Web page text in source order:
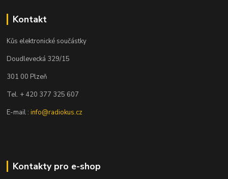
Kontakt
Kůs elektronické součástky
Doudlevecká 329/15
301 00 Plzeň
Tel. + 420 377 325 607
E-mail :info@radiokus.cz
Kontakty pro e-shop